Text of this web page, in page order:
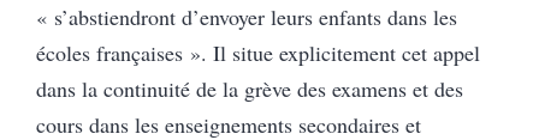
« s’abstiendront d’envoyer leurs enfants dans les
écoles françaises ». Il situe explicitement cet appel
dans la continuité de la grève des examens et des
cours dans les enseignements secondaires et